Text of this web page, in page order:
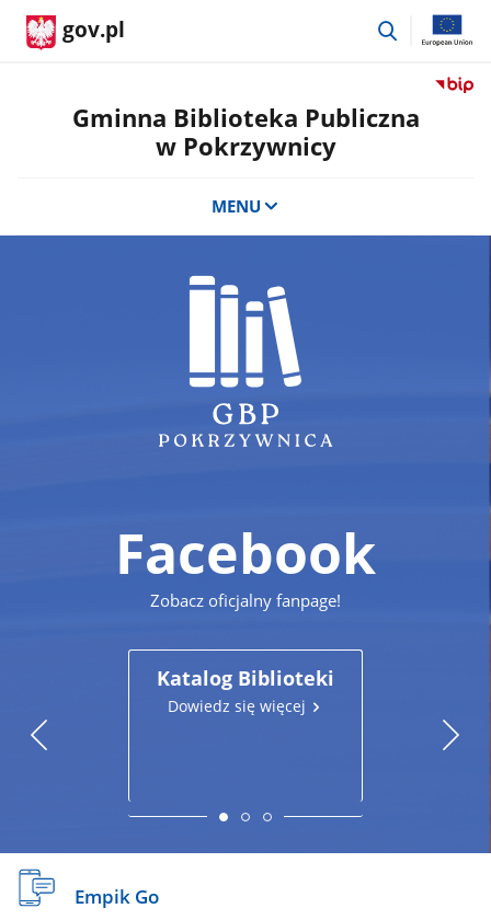
gov.pl
przejdź
Przejdź
Gminna Biblioteka Publiczna
w Pokrzywnicy
MENU
Facebook
Zobacz oficjalny fanpage!
Katalog Biblioteki
Dowiedz się więcej
Dowiedz
Na
skrótyEmpik Go